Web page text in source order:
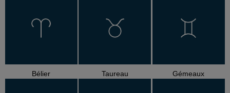
Bélier Taureau Gémeaux